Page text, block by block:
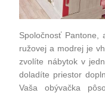
Spoločnosť Pantone,
ružovej a modrej je
zvolíte nábytok v
doladíte priestor
Vašaobývačka